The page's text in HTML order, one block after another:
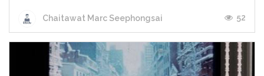
Chaitawat Marc Seephongsai 52